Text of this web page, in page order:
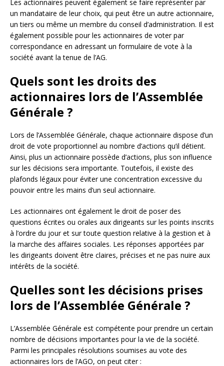
Les actionnaires peuvent également se faire représenter par
un mandataire de leur choix, qui peut être un autre actionnaire,
un tiers ou même un membre du conseil d’administration. Il est
également possible pour les actionnaires de voter par
correspondance en adressant un formulaire de vote à la
société avant la tenue de l’AG.
Quels sont les droits des
actionnaires lors de l’Assemblée
Générale ?
Lors de l’Assemblée Générale, chaque actionnaire dispose d’un
droit de vote proportionnel au nombre d’actions qu’il détient.
Ainsi, plus un actionnaire possède d’actions, plus son influence
sur les décisions sera importante. Toutefois, il existe des
plafonds légaux pour éviter une concentration excessive du
pouvoir entre les mains d’un seul actionnaire.
Les actionnaires ont également le droit de poser des
questions écrites ou orales aux dirigeants sur les points inscrits
à l’ordre du jour et sur toute question relative à la gestion et à
la marche des affaires sociales. Les réponses apportées par
les dirigeants doivent être claires, précises et ne pas nuire aux
intérêts de la société.
Quelles sont les décisions prises
lors de l’Assemblée Générale ?
L’Assemblée Générale est compétente pour prendre un certain
nombre de décisions importantes pour la vie de la société.
Parmi les principales résolutions soumises au vote des
actionnaires lors de l’AGO, on peut citer :